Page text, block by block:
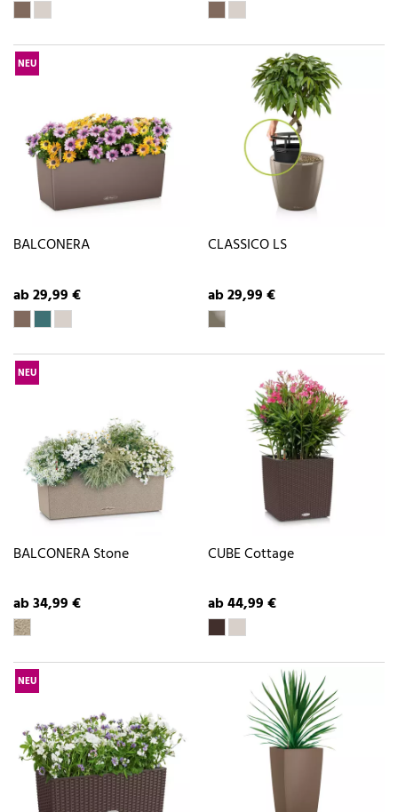
NEU
BALCONERA
ab 29,99 €
CLASSICO LS
ab 29,99 €
NEU
BALCONERA Stone
ab 34,99 €
CUBE Cottage
ab 44,99 €
NEU